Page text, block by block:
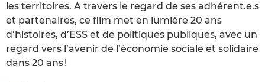
les territoires. A travers le regard de ses adhérent.e.s
et partenaires, ce film met en lumière 20 ans
d’histoires, d’ESS et de politiques publiques, avec un
regard vers l’avenir de l’économie sociale et solidaire
dans 20 ans !